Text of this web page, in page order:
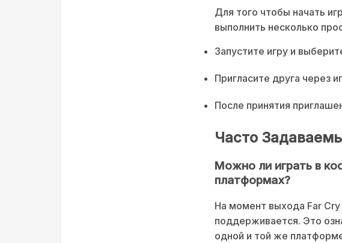
Для того чтобы начать
выполнить несколько
Запустите игру и
Пригласите друга через
После принятия
Часто
Можно ли играть в
платформах?
На момент выхода Far
поддерживается. Это
одной и той же